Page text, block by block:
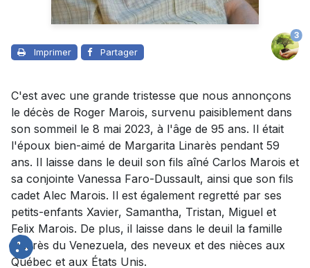
Imprimer Partager
3
C'est avec une grande tristesse que nous annonçons
le décès de Roger Marois, survenu paisiblement dans
son sommeil le 8 mai 2023, à l'âge de 95 ans. Il était
l'époux bien-aimé de Margarita Linarès pendant 59
ans. Il laisse dans le deuil son fils aîné Carlos Marois et
sa conjointe Vanessa Faro-Dussault, ainsi que son fils
cadet Alec Marois. Il est également regretté par ses
petits-enfants Xavier, Samantha, Tristan, Miguel et
Felix Marois. De plus, il laisse dans le deuil la famille
Linarès du Venezuela, des neveux et des nièces aux
Québec et aux États Unis.